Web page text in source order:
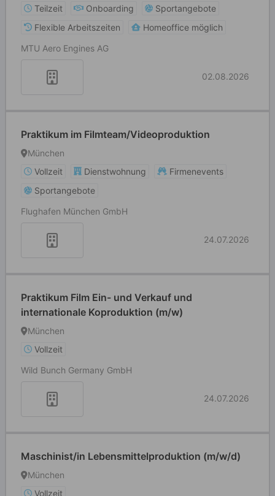
Teilzeit
Onboarding
Sportangebote
Flexible Arbeitszeiten
Homeoffice möglich
MTU Aero Engines AG
02.08.2026
Praktikum im Filmteam/Videoproduktion
München
Vollzeit
Dienstwohnung
Firmenevents
Sportangebote
Flughafen München GmbH
24.07.2026
Praktikum Film Ein- und Verkauf und
internationale Koproduktion (m/w)
München
Vollzeit
Wild Bunch Germany GmbH
24.07.2026
Maschinist/in Lebensmittelproduktion (m/w/d)
München
Vollzeit